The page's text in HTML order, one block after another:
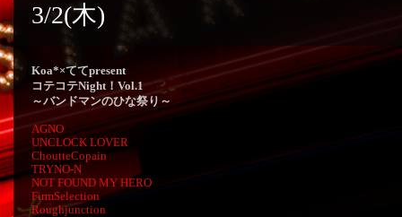
3/2(木)
Koa*×ててpresent
コテコテNight！Vol.1
～バンドマンのひな祭り～
AGNO
UNCLOCK LOVER
ChoutteCopain
TRYNO-N
NOT FOUND MY HERO
FirmSelection
Roughjunction